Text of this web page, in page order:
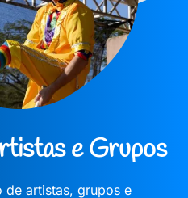
e Grupos
de artistas, grupos e